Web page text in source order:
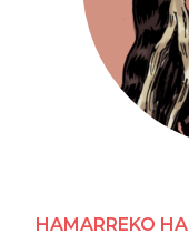
HAMARREKO